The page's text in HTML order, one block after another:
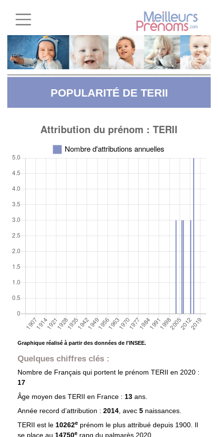
POPULARITÉ DE TERII
Graphique réalisé à partir des données de l'INSEE.
Quelques chiffres clés :
Nombre de Français qui portent le prénom TERII en 2020 :
17
Âge moyen des TERII en France : 13 ans.
Année record d’attribution : 2014, avec 5 naissances.
TERII est le 10262eprénom le plus attribué depuis 1900. Il
se place au 14750e rang du palmarès 2020.